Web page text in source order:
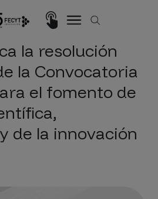
Imagen
la resolución
la Convocatoria
el fomento de
de la innovación